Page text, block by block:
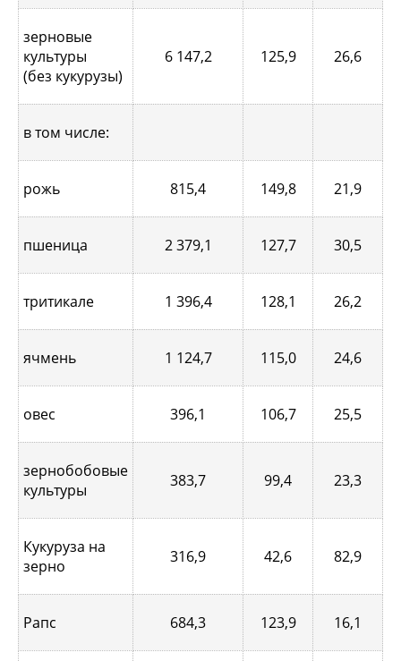
зерновые
культуры
(без кукурузы)
6 147,2 125,9 26,6
в том числе:
рожь 815,4 149,8 21,9
пшеница 2 379,1 127,7 30,5
тритикале 1 396,4 128,1 26,2
ячмень 1 124,7 115,0 24,6
овес 396,1 106,7 25,5
зернобобовые
культуры
383,7 99,4 23,3
Кукуруза на
зерно
316,9 42,6 82,9
Рапс 684,3 123,9 16,1